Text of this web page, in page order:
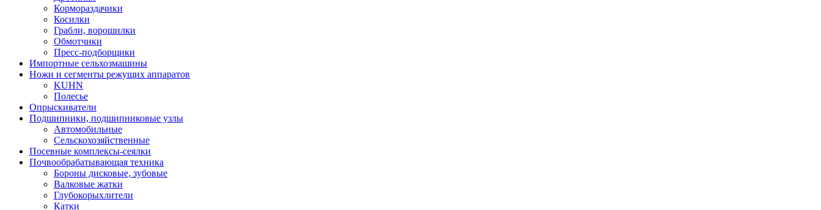
Кормораздачики
Косилки
Грабли, ворошилки
Обмотчики
Пресс-подборщики
Импортные сельхозмашины
Ножи и сегменты режущих аппаратов
KUHN
Полесье
Опрыскиватели
Подшипники, подшипниковые узлы
Автомобильные
Сельскохозяйственные
Посевные комплексы-сеялки
Почвообрабатывающая техника
Бороны дисковые, зубовые
Валковые жатки
Глубокорыхлители
Катки